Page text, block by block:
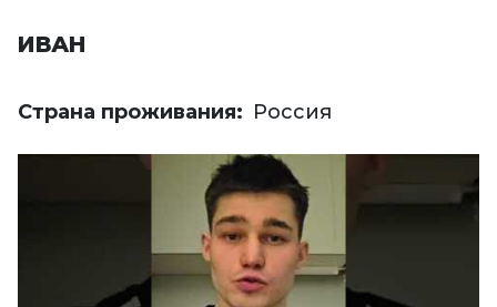
ИВАН
Страна проживания Россия